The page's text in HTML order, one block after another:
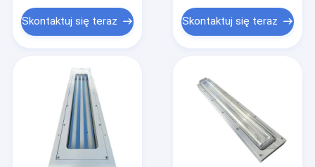
Skontaktuj się teraz Skontaktuj się teraz